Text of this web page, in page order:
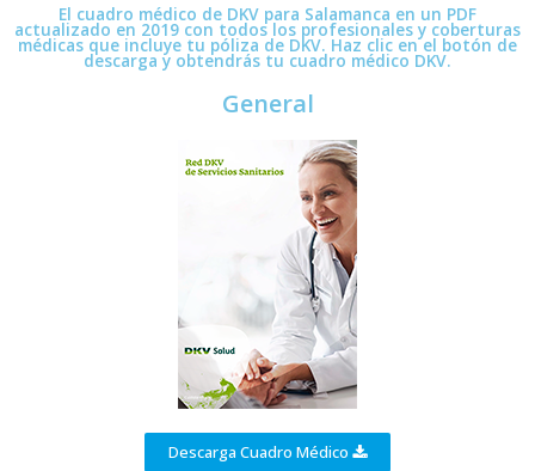
El cuadro médico de DKV para Salamanca en un PDF
actualizado en 2019 con todos los profesionales y coberturas
médicas que incluye tu póliza de DKV. Haz clic en el botón de
descarga y obtendrás tu cuadro médico DKV.
General
Descarga Cuadro Médico